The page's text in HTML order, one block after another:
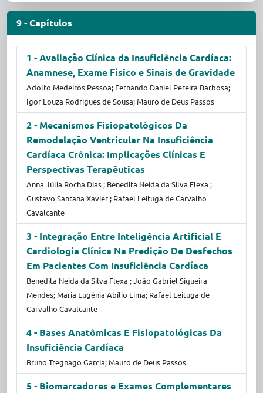
9 - Capítulos
1 - Avaliação Clínica da Insuficiência Cardíaca:
Anamnese, Exame Físico e Sinais de Gravidade
Adolfo Medeiros Pessoa; Fernando Daniel Pereira Barbosa;
Igor Louza Rodrigues de Sousa; Mauro de Deus Passos
2 - Mecanismos Fisiopatológicos Da
Remodelação Ventricular Na Insuficiência
Cardíaca Crônica: Implicações Clínicas E
Perspectivas Terapêuticas
Anna Júlia Rocha Dias ; Benedita Neida da Silva Flexa ;
Gustavo Santana Xavier ; Rafael Leituga de Carvalho
Cavalcante
3 - Integração Entre Inteligência Artificial E
Cardiologia Clínica Na Predição De Desfechos
Em Pacientes Com Insuficiência Cardíaca
Benedita Neida da Silva Flexa ; João Gabriel Siqueira
Mendes; Maria Eugênia Abílio Lima; Rafael Leituga de
Carvalho Cavalcante
4 - Bases Anatômicas E Fisiopatológicas Da
Insuficiência Cardíaca
Bruno Tregnago Garcia; Mauro de Deus Passos
5 - Biomarcadores e Exames Complementares